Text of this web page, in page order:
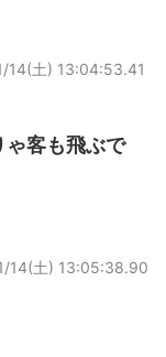
14(土) 13:04:53.41
ゃ客も飛ぶで
14(土) 13:05:38.90